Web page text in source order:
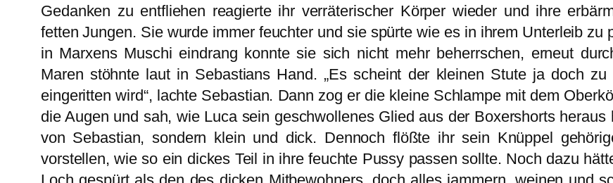
Gedanken zu entfliehen reagierte ihr verräterischer Körper wieder und ihre
fetten Jungen. Sie wurde immer feuchter und sie spürte wie es in ihrem Unterleib
in Marxens Muschi eindrang konnte sie sich nicht mehr beherrschen, erneut
Maren stöhnte laut in Sebastians Hand. „Es scheint der kleinen Stute ja doch
eingeritten wird“, lachte Sebastian. Dann zog er die kleine Schlampe mit dem
die Augen und sah, wie Luca sein geschwollenes Glied aus der Boxershorts
von Sebastian, sondern klein und dick. Dennoch flößte ihr sein Knüppel
vorstellen, wie so ein dickes Teil in ihre feuchte Pussy passen sollte. Noch dazu